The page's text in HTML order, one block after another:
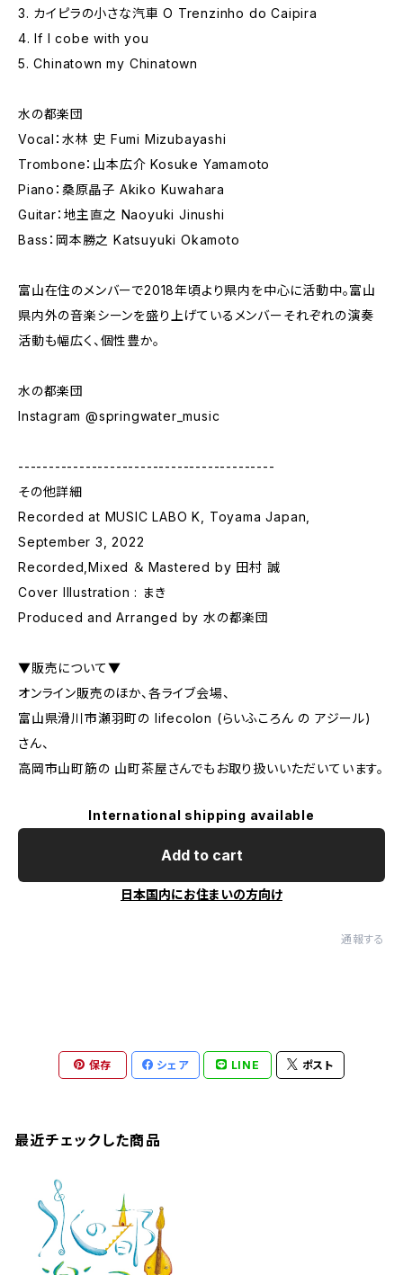
3. カイピラの小さな汽車 O Trenzinho do Caipira
4. If I cobe with you
5. Chinatown my Chinatown
水の都楽団
Vocal：水林 史 Fumi Mizubayashi
Trombone：山本広介 Kosuke Yamamoto
Piano：桑原晶子 Akiko Kuwahara
Guitar：地主直之 Naoyuki Jinushi
Bass：岡本勝之 Katsuyuki Okamoto
富山在住のメンバーで2018年頃より県内を中心に活動中。富山
県内外の音楽シーンを盛り上げているメンバーそれぞれの演奏
活動も幅広く、個性豊か。
水の都楽団
Instagram @springwater_music
------------------------------------------
その他詳細
Recorded at MUSIC LABO K, Toyama Japan,
September 3, 2022
Recorded,Mixed ＆ Mastered by 田村 誠
Cover Illustration : まき
Produced and Arranged by 水の都楽団
▼販売について▼
オンライン販売のほか、各ライブ会場、
富山県滑川市瀬羽町の lifecolon (らいふころん の アジール)
さん、
高岡市山町筋の 山町茶屋さんでもお取り扱いいただいています。
International shipping available
Add to cart
日本国内にお住まいの方向け
通報する
保存 シェア LINE ポスト
最近チェックした商品